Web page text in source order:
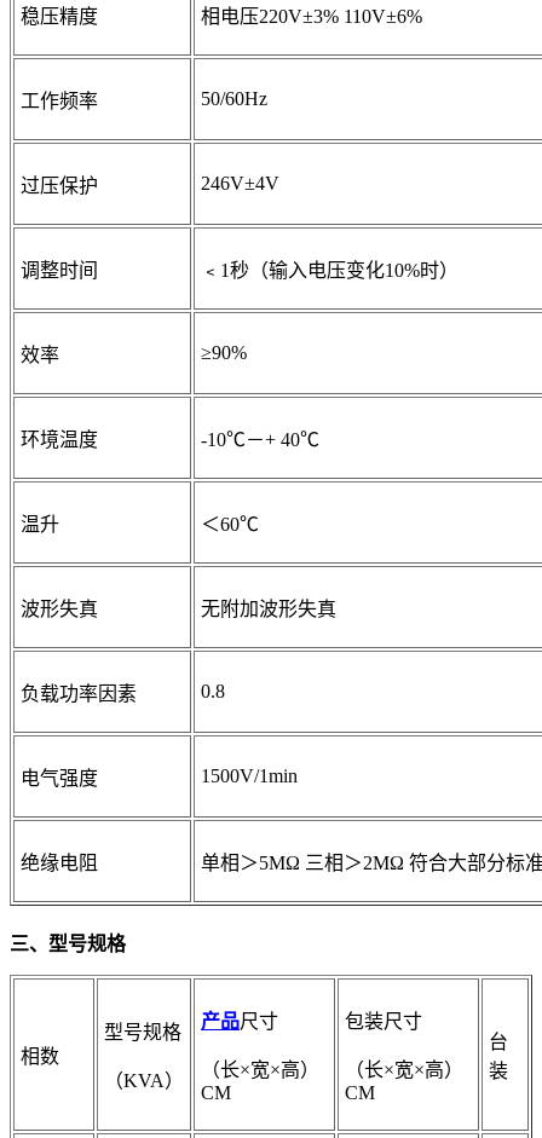
稳压精度 相电压220V±3% 110V±6%
工作频率 50/60Hz
过压保护 246V±4V
调整时间 ﹤1秒（输入电压变化10%时）
效率 ≥90%
环境温度 -10℃－+ 40℃
温升 ＜60℃
波形失真 无附加波形失真
负载功率因素 0.8
电气强度 1500V/1min
绝缘电阻 单相＞5MΩ 三相＞2MΩ 符合大部分标
三、型号规格
相数
型号规格
（KVA）
产品尺寸
（长×宽×高）
CM
包装尺寸
（长×宽×高）
CM
台
装